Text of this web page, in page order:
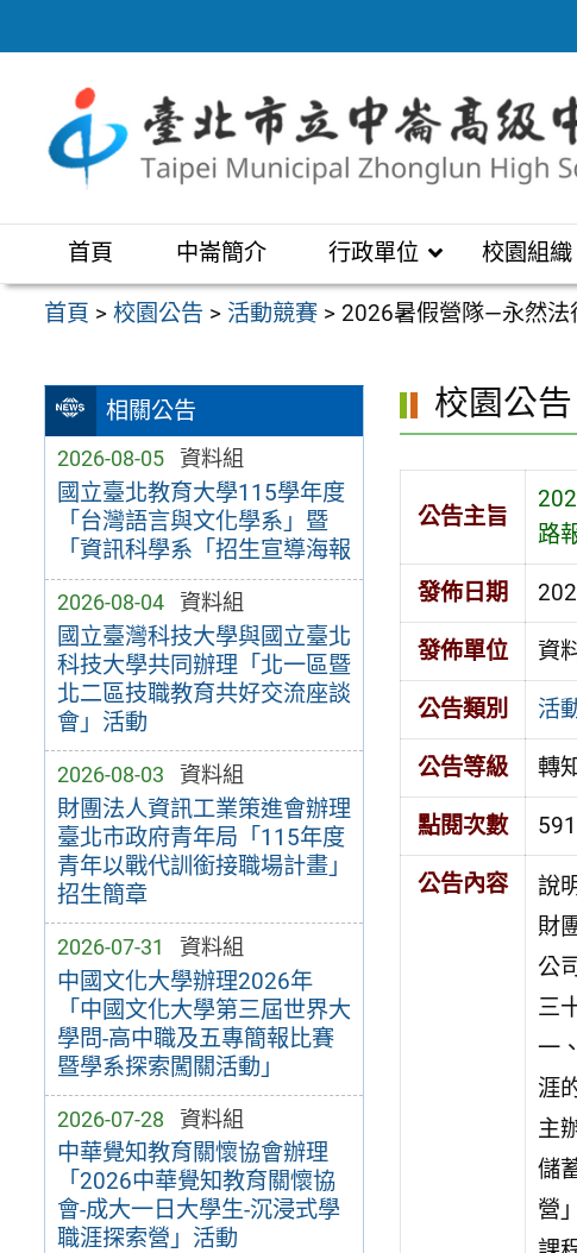
至
區
首頁 中崙簡介 行政單位 校園組織
首頁 >校園公告 > 活動競賽 > 2026暑假營隊—永然法
相關公告
2026-08-05 資料組
國立臺北教育大學115學年度
「台灣語言與文化學系」暨
「資訊科學系「招生宣導海報
2026-08-04 資料組
國立臺灣科技大學與國立臺北
科技大學共同辦理「北一區暨
北二區技職教育共好交流座談
會」活動
2026-08-03 資料組
財團法人資訊工業策進會辦理
臺北市政府青年局「115年度
青年以戰代訓銜接職場計畫」
招生簡章
2026-07-31 資料組
中國文化大學辦理2026年
「中國文化大學第三屆世界大
學問-高中職及五專簡報比賽
暨學系探索闖關活動」
2026-07-28 資料組
中華覺知教育關懷協會辦理
「2026中華覺知教育關懷協
會-成大一日大學生-沉浸式學
職涯探索營」活動
校園公告
公告主旨
路
發佈日期
發佈單位 資
公告類別 活
公告等級 轉
點閱次數 591
公告內容
說
財
公
三
一
涯
主
儲
營